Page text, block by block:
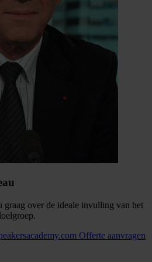
graag over de ideale invulling van het
Offerte aanvragen